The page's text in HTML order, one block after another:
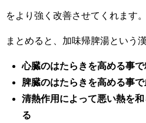
をより強く改善させてくれます。
まとめると、加味帰脾湯という漢
心臓のはたらきを高める事
脾臓のはたらきを高める事で
清熱作用によって悪い熱を
る